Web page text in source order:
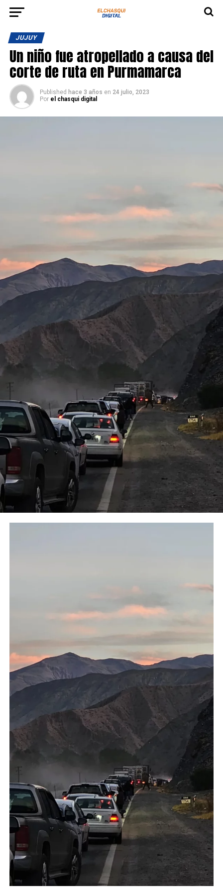
JUJUY
Un niño fue atropellado a causa del
corte de ruta en Purmamarca
Published hace 3 años en 24 julio, 2023
Por el chasqui digital